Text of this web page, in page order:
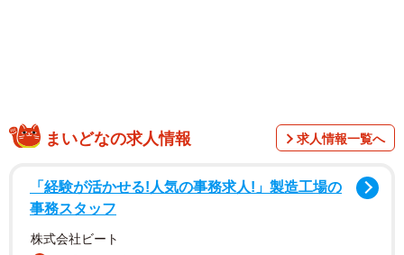
「後ろで支えてる黒子の腕が限界を迎えた瞬間」
そんなコメントとともに投稿されたのは、3枚の写真。写っ
ているのは、ウェルシュ・コーギー・ペンブロークの「神
まいどなの求人情報 求人情報一覧へ
「経験が活かせる!人気の事務求人!」製造工場の
事務スタッフ
株式会社ビート